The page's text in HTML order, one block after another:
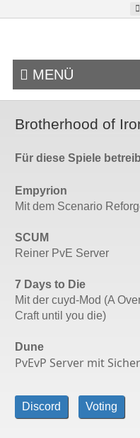
MENÜ
Brotherhood of
Für diese Spiele
Empyrion
Mit dem Scenario
SCUM
Reiner PvE Server
7 Days to Die
Mit der cuyd-Mod (A
Craft until you die)
Dune
PvEvP Server mit
Discord Voting